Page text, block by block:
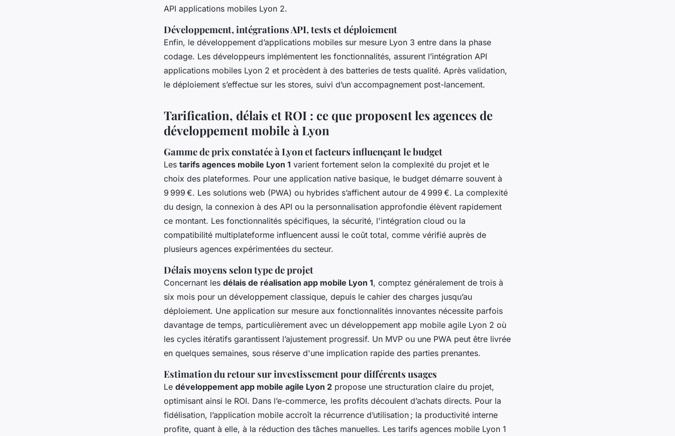
API applications mobiles Lyon 2.
Développement, intégrations API, tests et déploiement
Enfin, le développement d’applications mobiles sur mesure Lyon 3 entre dans la phase
codage. Les développeurs implémentent les fonctionnalités, assurent l’intégration API
applications mobiles Lyon 2 et procèdent à des batteries de tests qualité. Après validation,
le déploiement s’effectue sur les stores, suivi d’un accompagnement post-lancement.
Tarification, délais et ROI : ce que proposent les agences de
développement mobile à Lyon
Gamme de prix constatée à Lyon et facteurs influençant le budget
Les tarifs agences mobile Lyon 1 varient fortement selon la complexité du projet et le
choix des plateformes. Pour une application native basique, le budget démarre souvent à
9 999 €. Les solutions web (PWA) ou hybrides s’affichent autour de 4 999 €. La complexité
du design, la connexion à des API ou la personnalisation approfondie élèvent rapidement
ce montant. Les fonctionnalités spécifiques, la sécurité, l'intégration cloud ou la
compatibilité multiplateforme influencent aussi le coût total, comme vérifié auprès de
plusieurs agences expérimentées du secteur.
Délais moyens selon type de projet
Concernant les délais de réalisation app mobile Lyon 1, comptez généralement de trois à
six mois pour un développement classique, depuis le cahier des charges jusqu’au
déploiement. Une application sur mesure aux fonctionnalités innovantes nécessite parfois
davantage de temps, particulièrement avec un développement app mobile agile Lyon 2 où
les cycles itératifs garantissent l’ajustement progressif. Un MVP ou une PWA peut être livrée
en quelques semaines, sous réserve d'une implication rapide des parties prenantes.
Estimation du retour sur investissement pour différents usages
Le développement app mobile agile Lyon 2 propose une structuration claire du projet,
optimisant ainsi le ROI. Dans l’e-commerce, les profits découlent d’achats directs. Pour la
fidélisation, l’application mobile accroît la récurrence d’utilisation ; la productivité interne
profite, quant à elle, à la réduction des tâches manuelles. Les tarifs agences mobile Lyon 1